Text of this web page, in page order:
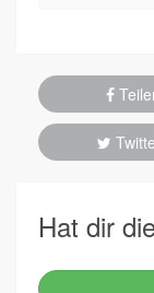
Hat dir